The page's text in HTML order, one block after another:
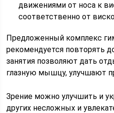
движениями от носа к
соответственно от
Предложенный комплекс
рекомендуется повторять
занятия позволяют дать
глазную мышцу, улучшают
Зрение можно улучшить и
других несложных и